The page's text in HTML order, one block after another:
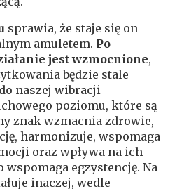
sprawia, że staje się on
amuletem. Po
jest wzmocnione,
będzie stale
naszej wibracji
poziomu, które są
znak wzmacnia zdrowie,
harmonizuje, wspomaga
oraz wpływa na ich
wspomaga egzystencję. Na
inaczej, wedle